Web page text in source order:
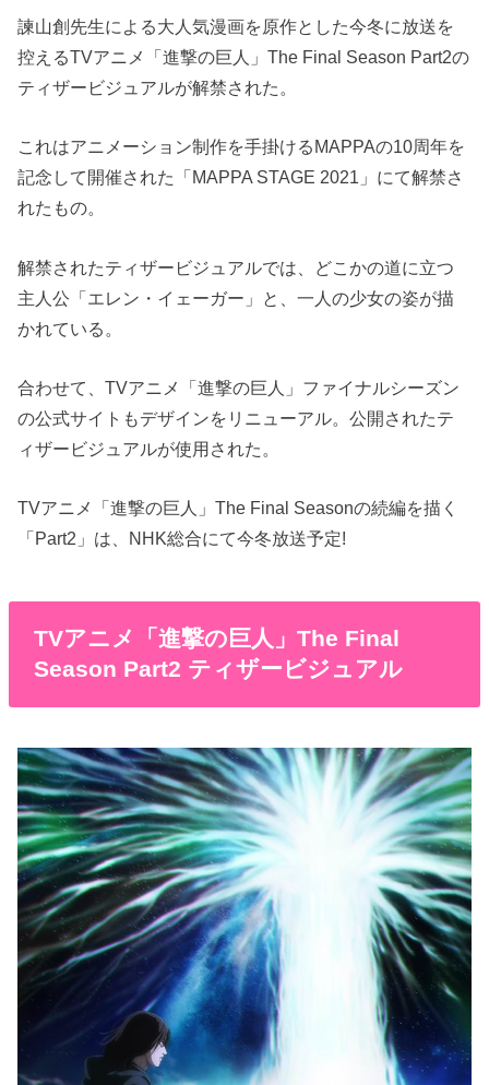
諫山創先生による大人気漫画を原作とした今冬に放送を
控えるTVアニメ「進撃の巨人」The Final Season Part2の
ティザービジュアルが解禁された。
これはアニメーション制作を手掛けるMAPPAの10周年を
記念して開催された「MAPPA STAGE 2021」にて解禁さ
れたもの。
解禁されたティザービジュアルでは、どこかの道に立つ
主人公「エレン・イェーガー」と、一人の少女の姿が描
かれている。
合わせて、TVアニメ「進撃の巨人」ファイナルシーズン
の公式サイトもデザインをリニューアル。公開されたテ
ィザービジュアルが使用された。
TVアニメ「進撃の巨人」The Final Seasonの続編を描く
「Part2」は、NHK総合にて今冬放送予定!
TVアニメ「進撃の巨人」The Final
Season Part2 ティザービジュアル